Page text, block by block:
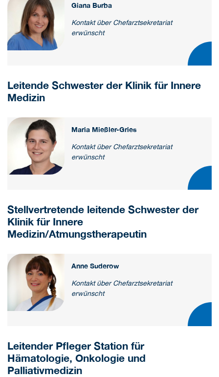
Giana Burba
Kontakt über Chefarztsekretariat
erwünscht
Leitende Schwester der Klinik für Innere
Medizin
Maria Mießler-Gries
Kontakt über Chefarztsekretariat
erwünscht
Stellvertretende leitende Schwester der
Klinik für Innere
Medizin/Atmungstherapeutin
Anne Suderow
Kontakt über Chefarztsekretariat
erwünscht
Leitender Pfleger Station für
Hämatologie, Onkologie und
Palliativmedizin